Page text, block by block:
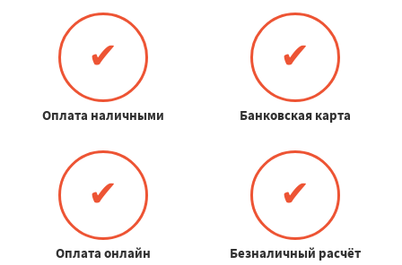
✔
Оплата наличными
✔
Банковская карта
✔
Оплата онлайн
✔
Безналичный расчёт